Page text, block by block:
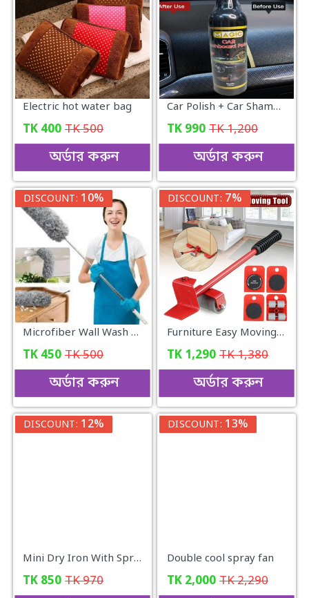
Electric hot water bag
TK 400 TK500
অর্ডার করুন
Car Polish + Car Shampoo
TK 990 TK1,200
অর্ডার করুন
DISCOUNT: 10%
Microfiber Wall Wash Mop system
TK 450 TK500
অর্ডার করুন
DISCOUNT: 7%
Furniture Easy Moving Tool Set, Heavy Furniture Moving & Lifting System
TK 1,290 TK1,380
অর্ডার করুন
DISCOUNT: 12%
Mini Dry Iron With Spray
TK 850 TK970
DISCOUNT: 13%
Double cool spray fan
TK 2,000 TK2,290